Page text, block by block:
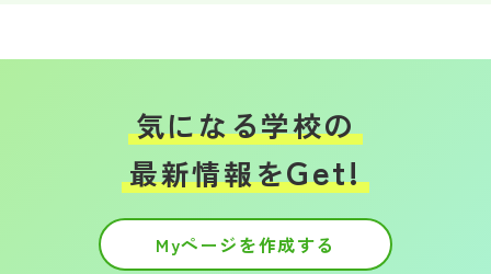
気になる学校の
最新情報をGet!
Myページを作成する